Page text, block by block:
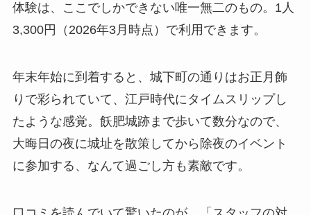
体験は、ここでしかできない唯一無二のもの。1人
3,300円（2026年3月時点）で利用できます。
年末年始に到着すると、城下町の通りはお正月飾
りで彩られていて、江戸時代にタイムスリップし
たような感覚。飫肥城跡まで歩いて数分なので、
大晦日の夜に城址を散策してから除夜のイベント
に参加する、なんて過ごし方も素敵です。